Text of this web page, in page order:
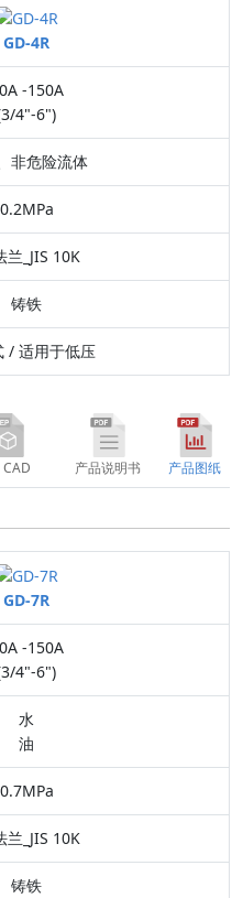
GD-4R
-150A
4"-6")
非危险流体
0.2MPa
兰_JIS 10K
铸铁
/ 适用于低压
产品说明书 产品图纸
GD-7R
-150A
4"-6")
水
油
0.7MPa
兰_JIS 10K
铸铁